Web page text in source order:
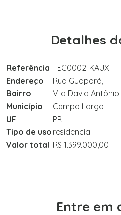
Detalhes
Referência TEC0002-KAUX
Endereço
Rua Guaporé,
Bairro
Vila David Antônio
Município
Campo Largo
UF
PR
Tipo de uso residencial
Valor total R$ 1.399.000,00
Entre em